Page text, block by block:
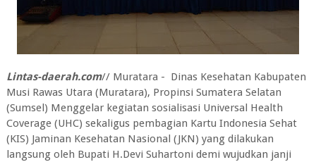
Lintas-daerah.com// Muratara - Dinas Kesehatan Kabupaten
Musi Rawas Utara (Muratara), Propinsi Sumatera Selatan
(Sumsel) Menggelar kegiatan sosialisasi Universal Health
Coverage (UHC) sekaligus pembagian Kartu Indonesia Sehat
(KIS) Jaminan Kesehatan Nasional (JKN) yang dilakukan
langsung oleh Bupati H.Devi Suhartoni demi wujudkan janji